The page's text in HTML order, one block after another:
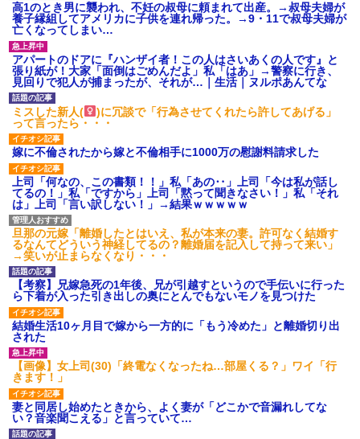
高1のとき男に襲われ、不妊の叔母に頼まれて出産。→叔母夫婦が
養子縁組してアメリカに子供を連れ帰った。→9・11で叔母夫婦が
亡くなってしまい…
アパートのドアに『ハンザイ者！この人はさいあくの人です』と
張り紙が！大家「面倒はごめんだよ」私「はあ」→警察に行き、
見回りで犯人が捕まったが、それが…｜生活｜ヌルポあんてな
ミスした新人(
)に冗談で「行為させてくれたら許してあげる」
って言ったら・・・
嫁に不倫されたから嫁と不倫相手に1000万の慰謝料請求した
上司「何なの、この書類！！」私「あの‥」上司「今は私が話し
てるの！」私「ですから」上司「黙って聞きなさい！」私「それ
は」上司「言い訳しない！」→結果ｗｗｗｗｗ
旦那の元嫁「離婚したとはいえ、私が本来の妻。許可なく結婚す
るなんてどういう神経してるの？離婚届を記入して持って来い」
→笑いが止まらなくなり・・・
【考察】兄嫁急死の1年後、兄が引越すというので手伝いに行った
ら下着が入った引き出しの奥にとんでもないモノを見つけた
結婚生活10ヶ月目で嫁から一方的に「もう冷めた」と離婚切り出
された
【画像】女上司(30)「終電なくなったね…部屋くる？」ワイ「行
きます！」
妻と同居し始めたときから、よく妻が「どこかで音漏れしてな
い？音楽聞こえる」と言っていて…